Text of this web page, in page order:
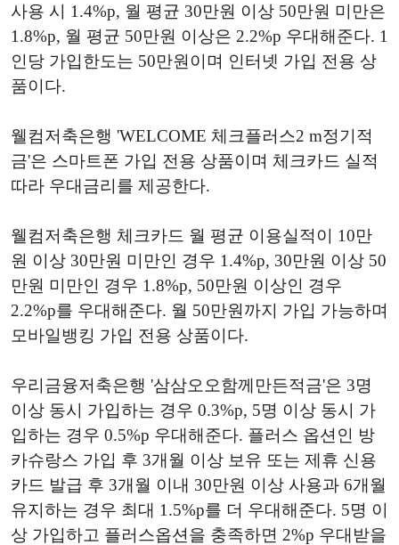
사용 시 1.4%p, 월 평균 30만원 이상 50만원 미만은
1.8%p, 월 평균 50만원 이상은 2.2%p 우대해준다. 1
인당 가입한도는 50만원이며 인터넷 가입 전용 상
품이다.
웰컴저축은행 'WELCOME 체크플러스2 m정기적
금'은 스마트폰 가입 전용 상품이며 체크카드 실적
따라 우대금리를 제공한다.
웰컴저축은행 체크카드 월 평균 이용실적이 10만
원 이상 30만원 미만인 경우 1.4%p, 30만원 이상 50
만원 미만인 경우 1.8%p, 50만원 이상인 경우
2.2%p를 우대해준다. 월 50만원까지 가입 가능하며
모바일뱅킹 가입 전용 상품이다.
우리금융저축은행 '삼삼오오함께만든적금'은 3명
이상 동시 가입하는 경우 0.3%p, 5명 이상 동시 가
입하는 경우 0.5%p 우대해준다. 플러스 옵션인 방
카슈랑스 가입 후 3개월 이상 보유 또는 제휴 신용
카드 발급 후 3개월 이내 30만원 이상 사용과 6개월
유지하는 경우 최대 1.5%p를 더 우대해준다. 5명 이
상 가입하고 플러스옵션을 충족하면 2%p 우대받을